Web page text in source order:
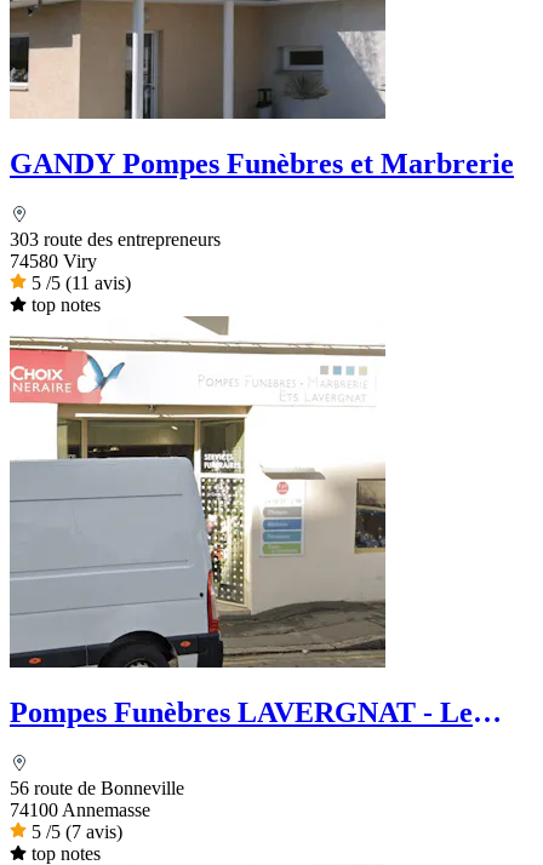
GANDY Pompes Funèbres et Marbrerie
303 route des entrepreneurs
74580 Viry
5 /5 (11 avis)
top notes
Pompes Funèbres LAVERGNAT - Le
56 route de Bonneville
74100 Annemasse
5 /5 (7 avis)
top notes